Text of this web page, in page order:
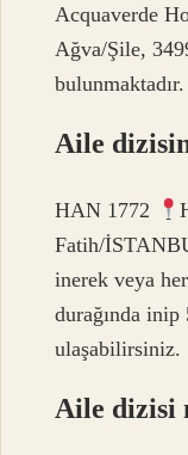
Acquaverde
Ağva/Şile,
bulunmaktadır.
Aile
HAN 1772
Fatih/
inerek veya
durağında
ulaşabilirsiniz.
Aile dizisi